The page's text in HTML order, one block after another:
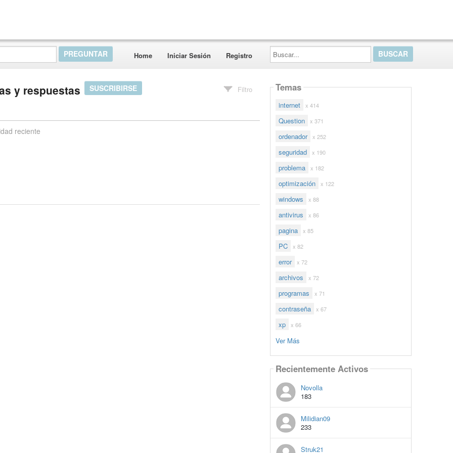
Home Iniciar Sesión Registro
Buscar...
y respuestas SUSCRIBIRSE Filtro
reciente
Temas
internet x 414
Question x 371
ordenador x 252
seguridad x 190
problema x 182
optimización x 122
windows x 88
antivirus x 86
pagina x 85
PC x 82
error x 72
archivos x 72
programas x 71
contraseña x 67
xp x 66
Ver Más
Recientemente Activos
Novolla
183
Milidian09
233
Struk21